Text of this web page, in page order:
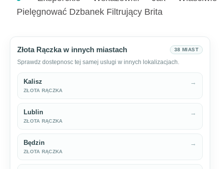
Pielęgnować Dzbanek Filtrujący Brita
Złota Rączka w innych miastach 38 MIAST
Sprawdz dostepnosc tej samej uslugi w innych lokalizacjach.
Kalisz
ZŁOTA RĄCZKA
→
Lublin
ZŁOTA RĄCZKA
→
Będzin
ZŁOTA RĄCZKA
→